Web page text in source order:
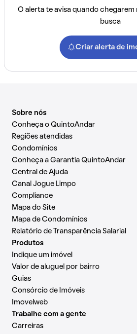
O alerta te avisa quando chegarem
busca
Criar alerta de
Sobre nós
Conheça o QuintoAndar
Regiões atendidas
Condomínios
Conheça a Garantia QuintoAndar
Central de Ajuda
Canal Jogue Limpo
Compliance
Mapa do Site
Mapa de Condomínios
Relatório de Transparência Salarial
Produtos
Indique um imóvel
Valor de aluguel por bairro
Guias
Consórcio de Imóveis
Imovelweb
Trabalhe com a gente
Carreiras